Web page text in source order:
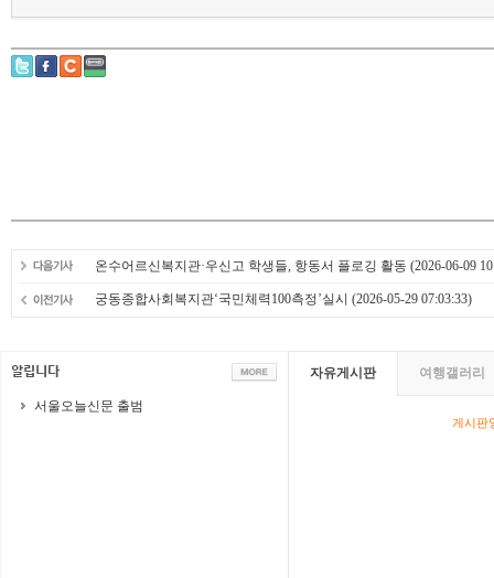
온수어르신복지관·우신고 학생들, 항동서 플로깅 활동 (2026-06-09
궁동종합사회복지관‘국민체력100측정’실시 (2026-05-29 07:03:33)
서울오늘신문 출범
자유게시판 여행갤러리
게시판